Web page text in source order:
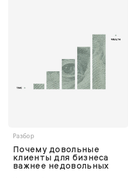
Разбор
Почему довольные
клиенты для бизнеса
важнее недовольных